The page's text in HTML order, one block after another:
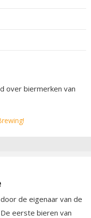
over biermerken van
de eigenaar van de
eerste bieren van